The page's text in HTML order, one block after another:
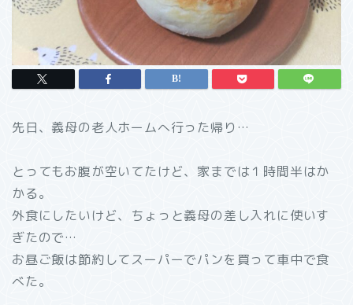
先日、義母の老人ホームへ行った帰り…
とってもお腹が空いてたけど、家までは１時間半はか
かる。
外食にしたいけど、ちょっと義母の差し入れに使いす
ぎたので…
お昼ご飯は節約してスーパーでパンを買って車中で食
べた。